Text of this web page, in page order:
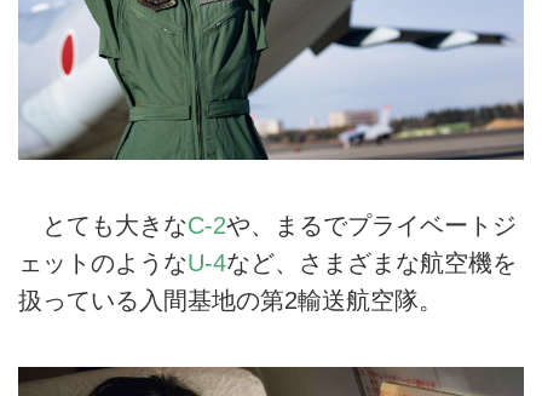
とても大きなC-2や、まるでプライベートジ
ェットのようなU-4など、さまざまな航空機を
扱っている入間基地の第2輸送航空隊。